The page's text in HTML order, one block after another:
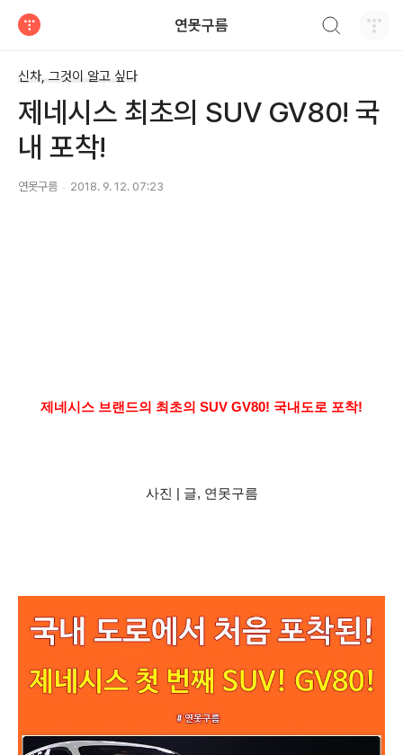
연못구름
신차, 그것이 알고 싶다
제네시스 최초의 SUV GV80! 국
내 포착!
연못구름 2018. 9. 12. 07:23
제네시스 브랜드의 최초의 SUV GV80! 국내도로 포착!
사진 | 글, 연못구름